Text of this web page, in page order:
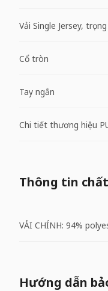
Vải Single Jersey,
Cổ tròn
Tay ngắn
Chi tiết thương hiệu
Thông tin
VẢI CHÍNH: 94%
Hướng dẫn